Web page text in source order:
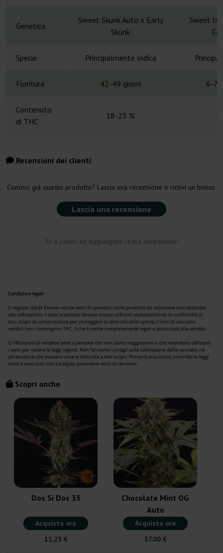
Genetica
Sweet Skunk Auto x Early
Skunk
Sweet
Specie Principalmente Indica
Fioritura 42-49 giorni 6-7
Contenuto
di THC
18-23 %
Recensioni dei clienti
Conosci già questo prodotto? Lascia una recensione e ricevi un bonus.
Lascia una recensione
Sii il primo ad aggiungere la tua recensione!
Scopri anche
Dos Si Dos 33
Acquista ora
11,25 €
Chocolate Mint OG
Auto
Acquista ora
37,00 €